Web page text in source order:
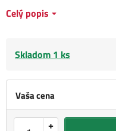
Vaša cena
+
Celý popis
Skladom 1 ks